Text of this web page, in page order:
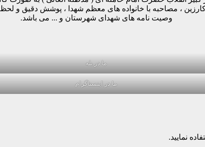
، مصاحبه با خانواده های معظم شهدا ، پوشش دقیق و
وصیت نامه های شهدای شهرستان و ... می باشد.
ما در بله
ما در اینستاگرام
نمایید.